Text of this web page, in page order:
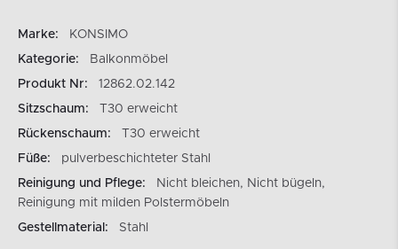
Marke:
KONSIMO
Kategorie:
Balkonmöbel
Produkt Nr:
12862.02.142
Sitzschaum:
T30 erweicht
Rückenschaum:
T30 erweicht
Füße:
pulverbeschichteter Stahl
Reinigung und Pflege:
Nicht bleichen, Nicht bügeln,
Reinigung mit milden Polstermöbeln
Gestellmaterial:
Stahl